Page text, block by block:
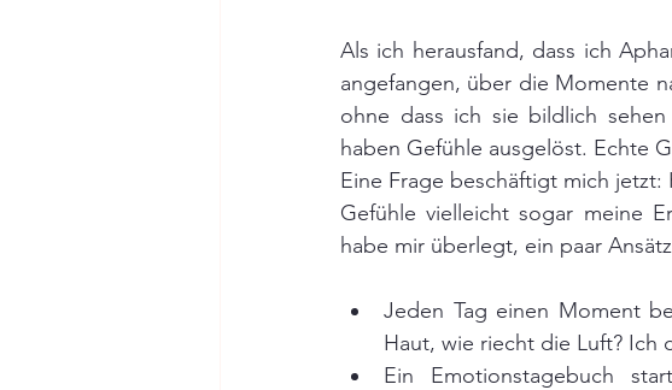
Als ich herausfand, dass ich
angefangen, über die Momente
ohne dass ich sie bildlich
haben Gefühle ausgelöst. Echte
Eine Frage beschäftigt mich
Gefühle vielleicht sogar meine
habe mir überlegt, ein paar
Jeden Tag einen Moment
Haut, wie riecht die Luft? Ich
Ein Emotionstagebuch